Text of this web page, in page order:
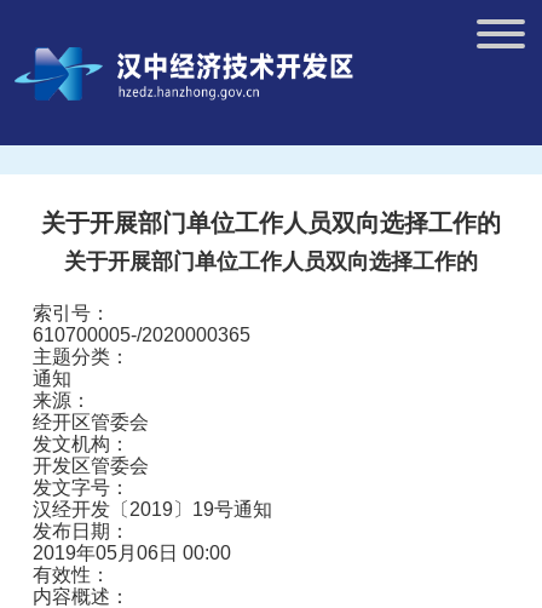
关于开展部门单位工作人员双向选择工作的
关于开展部门单位工作人员双向选择工作的
索引号：
610700005-/2020000365
主题分类：
通知
来源：
经开区管委会
发文机构：
开发区管委会
发文字号：
汉经开发〔2019〕19号通知
发布日期：
2019年05月06日 00:00
有效性：
内容概述：